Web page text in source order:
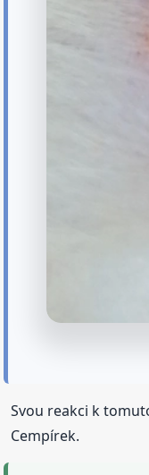
Svou reakci k
Cempírek.